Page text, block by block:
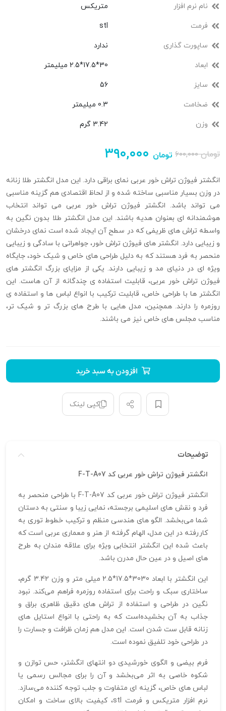
نام نرم افزار متریکس
فرمت stl
ساپورت گذاری ندارد
ابعاد 30*17.5*2.5 میلیمتر
سایز 56
ضخامت 0.3 میلیمتر
وزن 3.42 گرم
۶۰۰,۰۰۰تومان ۳۹۰,۰۰۰ تومان
انگشتر فیوژن تراش خور عربی نمای براقی دارد. این مدل انگشتر طلا زنانه
در وزن بسیار مناسبی ساخته شده و از لحاظ اقتصادی هم گزینه مناسبی
می تواند باشد. انگشتر فیوژن تراش خور عربی می تواند انتخاب
هوشمندانه ای بعنوان هدیه باشند. این مدل انگشتر طلا بدون نگین به
واسطه تراش های ظریفی که در سطح آن ایجاد شده است نمای درخشان
و زیبایی دارد. انگشتر های فیوژن تراش خور، جواهراتی با سادگی و زیبایی
منحصر به فرد هستند که به دلیل طراحی های خاص و شیک خود، جایگاه
ویژه ای در دنیای مد و زیبایی دارند. یکی از مزایای بزرگ انگشتر های
فیوژن تراش خور عربی، قابلیت استفاده ی چندگانه از آن هاست. این
انگشتر ها با طراحی خاص، قابلیت ترکیب با انواع لباس ها و استفاده ی
روزمره را دارند. همچنین، مدل هایی با طرح های بزرگ تر و شیک تر،
مناسب مجلس های خاص نیز می باشند.
افزودن به سبد خرید
کپی لینک
توضیحات
انگشتر فیوژن تراش خور عربی کد F-T-A07
انگشتر فیوژن تراش خور عربی کد F-T-A07 با طراحی منحصر به‌
فرد و نقش‌ های اسلیمی برجسته، نمایی زیبا و سنتی به دستان
شما می‌بخشد. الگو های هندسی منظم و ترکیب خطوط توری به‌
کاررفته در این مدل، الهام‌ گرفته از هنر و معماری عربی است که
باعث شده این انگشتر انتخابی ویژه برای علاقه‌ مندان به طرح‌
های اصیل و در عین حال مدرن باشد.
این انگشتر با ابعاد 3030*17.5*2.5 میلی متر و وزن 3.42 گرم،
ساختاری سبک و راحت برای استفاده روزمره فراهم می‌کند. نبود
نگین در طراحی و استفاده از تراش‌ های دقیق ظاهری براق و
جذاب به آن بخشیده‌است که به‌ راحتی با انواع استایل‌ های
زنانه قابل ست شدن است. این مدل هم‌ زمان ظرافت و جسارت را
در طراحی خود تلفیق نموده است.
فرم بیضی و الگوی خورشیدی دو انتهای انگشتر، حس توازن و
شکوه خاصی به اثر می‌بخشد و آن را برای مجالس رسمی یا
لباس‌ های خاص، گزینه‌ ای متفاوت و جلب‌ توجه‌ کننده می‌سازد.
نرم‌ افزار متریکس و فرمت stl، کیفیت بالای ساخت و امکان